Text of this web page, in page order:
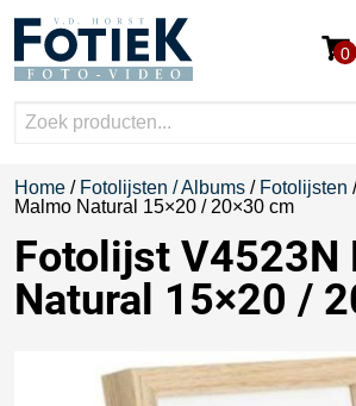
0
Home / Fotolijsten / Albums / Fotolijsten
Malmo Natural 15×20 / 20×30 cm
Fotolijst V4523N
Natural 15×20 /